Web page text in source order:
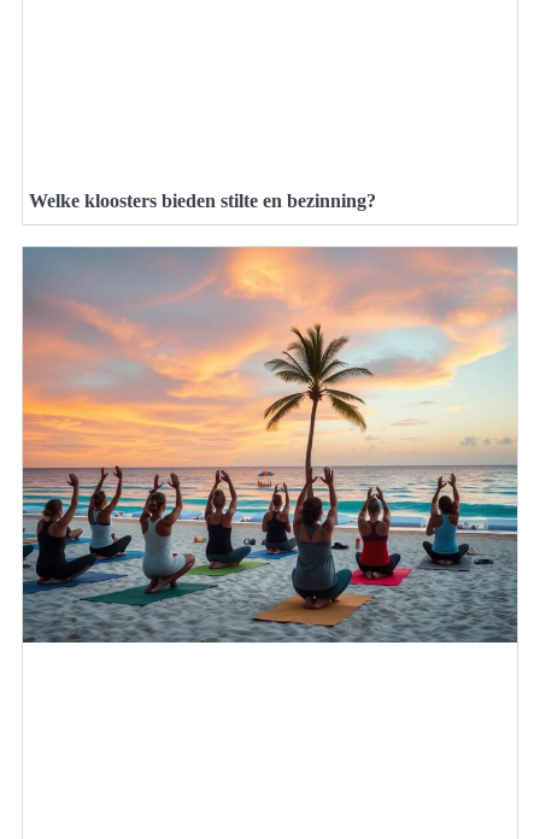
Welke kloosters bieden stilte en bezinning?